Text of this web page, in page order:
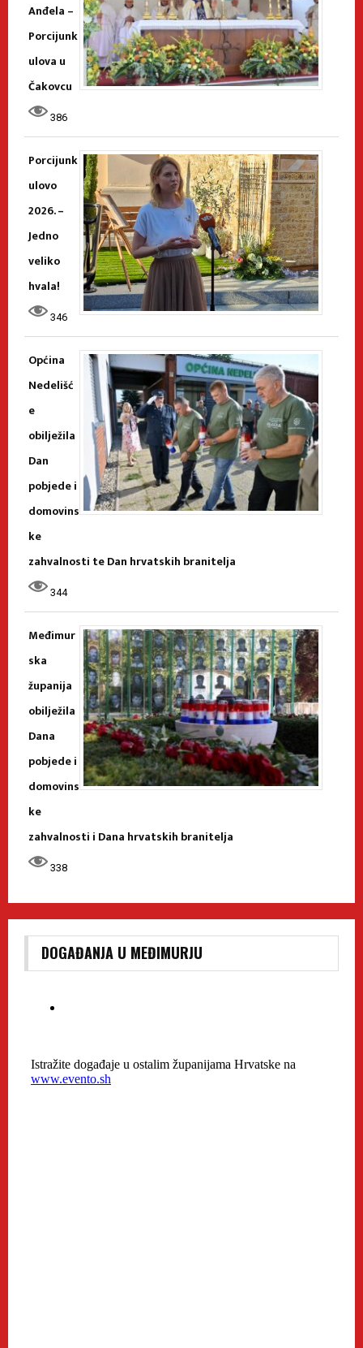
Anđela –
Porcijunk
ulova u
Čakovcu
386
Porcijunk
ulovo
2026. –
Jedno
veliko
hvala!
346
Općina
Nedelišć
e
obilježila
Dan
pobjede i
domovins
ke
zahvalnosti te Dan hrvatskih branitelja
344
Međimur
ska
županija
obilježila
Dana
pobjede i
domovins
ke
zahvalnosti i Dana hrvatskih branitelja
338
DOGAĐANJA U MEĐIMURJU